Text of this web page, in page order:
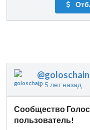
@goloschain
↳ 5 лет назад
Сообщество
пользователь!